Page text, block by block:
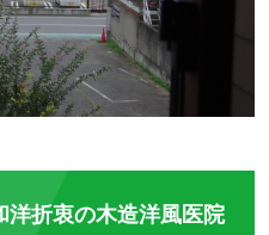
洋折衷の木造洋風医院